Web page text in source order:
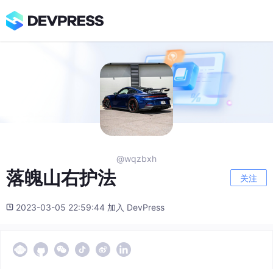
@wqzbxh
落魄山右护法 关注
2023-03-05 22:59:44 加入 DevPress